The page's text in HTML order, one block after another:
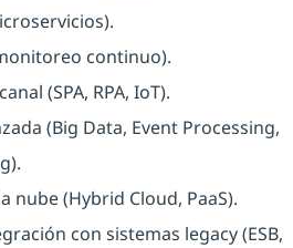
continuo).
(SPA, RPA, IoT).
(Big Data, Event Processing,
nube (Hybrid Cloud, PaaS).
con sistemas legacy (ESB,